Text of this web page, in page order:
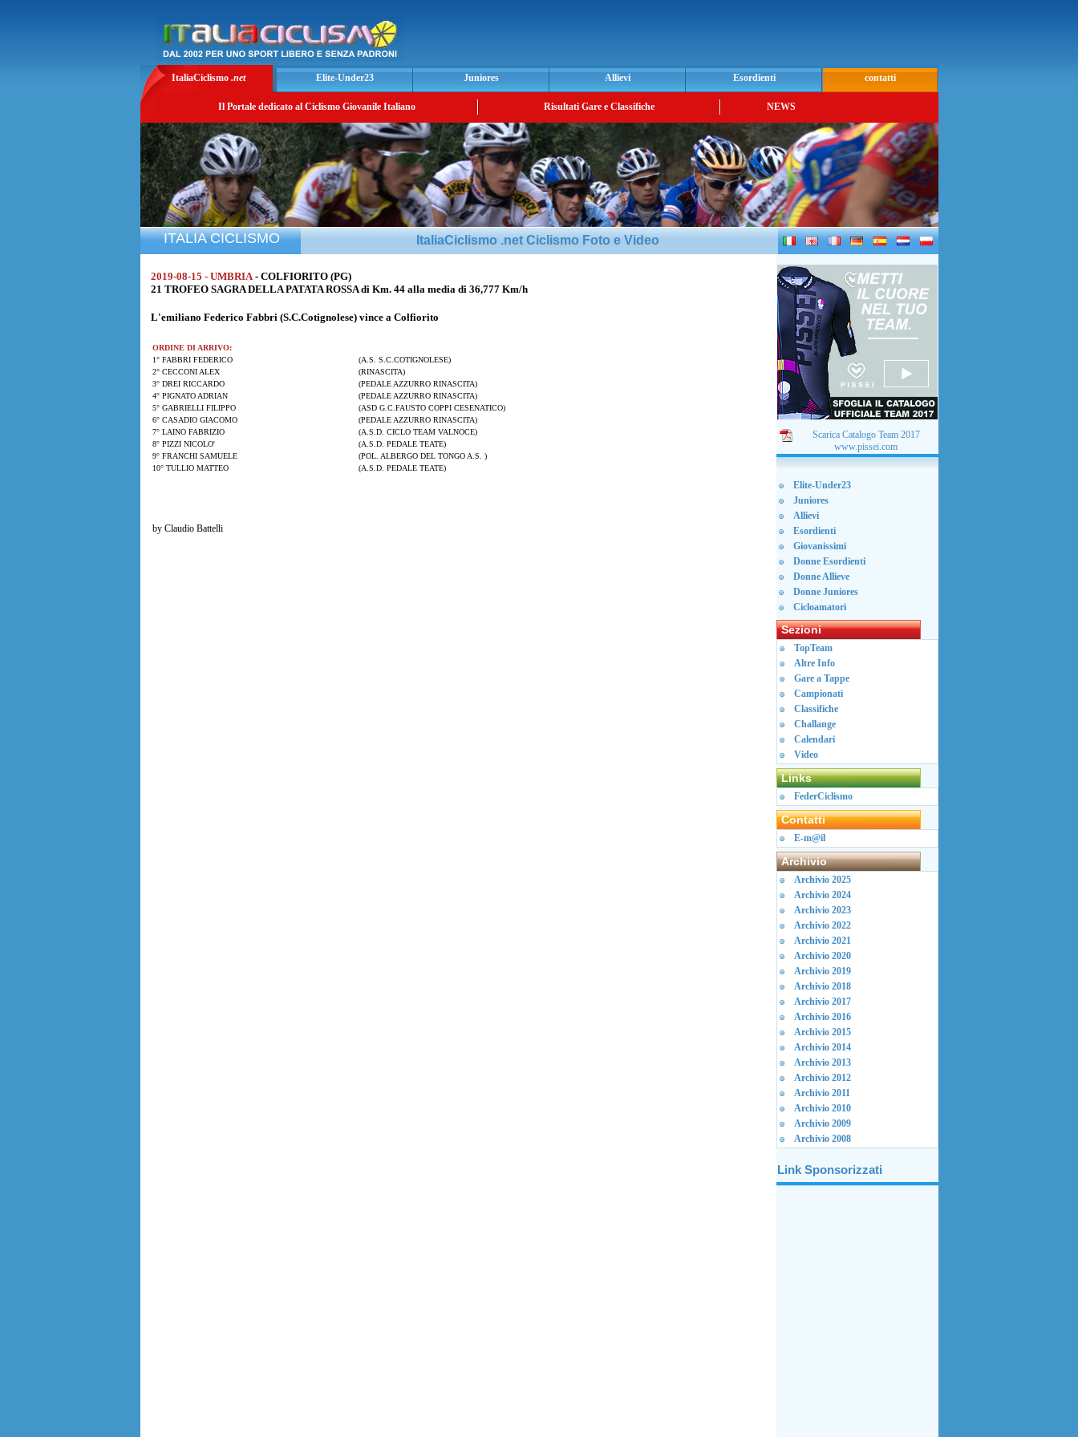
ItaliaCiclismo .net Elite-Under23 Juniores Allievi Esordienti contatti
Il Portale dedicato al Ciclismo Giovanile Italiano Risultati Gare e Classifiche NEWS
ITALIA CICLISMO ItaliaCiclismo .net Ciclismo Foto e Video
2019-08-15 - UMBRIA - COLFIORITO (PG)
21 TROFEO SAGRA DELLA PATATA ROSSA di Km. 44 alla media di 36,777 Km/h
L'emiliano Federico Fabbri (S.C.Cotignolese) vince a Colfiorito
ORDINE DI ARRIVO:
1° FABBRI FEDERICO
(A.S. S.C.COTIGNOLESE)
2° CECCONI ALEX
(RINASCITA)
3° DREI RICCARDO
(PEDALE AZZURRO RINASCITA)
4° PIGNATO ADRIAN
(PEDALE AZZURRO RINASCITA)
5° GABRIELLI FILIPPO
(ASD G.C.FAUSTO COPPI CESENATICO)
6° CASADIO GIACOMO
(PEDALE AZZURRO RINASCITA)
7° LAINO FABRIZIO
(A.S.D. CICLO TEAM VALNOCE)
8° PIZZI NICOLO'
(A.S.D. PEDALE TEATE)
9° FRANCHI SAMUELE
(POL. ALBERGO DEL TONGO A.S. )
10° TULLIO MATTEO
(A.S.D. PEDALE TEATE)
by Claudio Battelli
Scarica Catalogo Team 2017
www.pissei.com
Elite-Under23
Juniores
Allievi
Esordienti
Giovanissimi
Donne Esordienti
Donne Allieve
Donne Juniores
Cicloamatori
Sezioni
TopTeam
Altre Info
Gare a Tappe
Campionati
Classifiche
Challange
Calendari
Video
Links
FederCiclismo
Contatti
E-m@il
Archivio
Archivio 2025
Archivio 2024
Archivio 2023
Archivio 2022
Archivio 2021
Archivio 2020
Archivio 2019
Archivio 2018
Archivio 2017
Archivio 2016
Archivio 2015
Archivio 2014
Archivio 2013
Archivio 2012
Archivio 2011
Archivio 2010
Archivio 2009
Archivio 2008
Link Sponsorizzati